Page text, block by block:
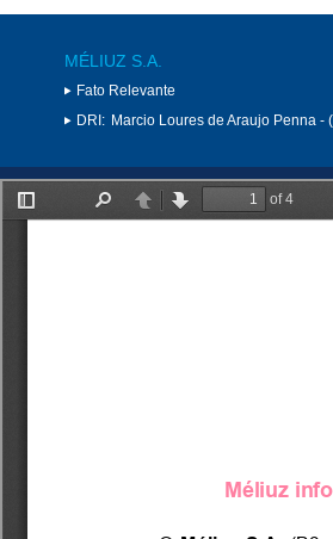
MÉLIUZ S.A.
Fato Relevante
DRI: Marcio Loures de Araujo Penna -